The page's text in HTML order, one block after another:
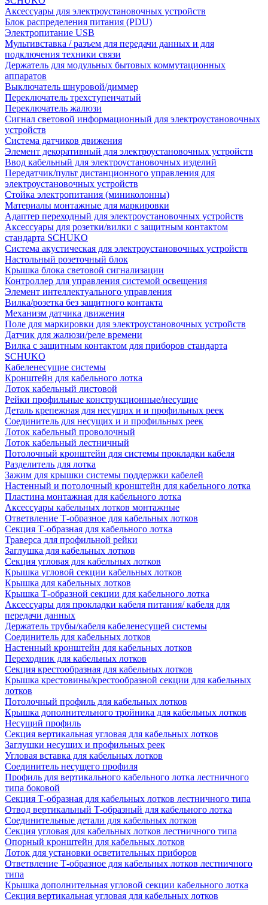
Аксессуары для электроустановочных устройств
Блок распределения питания (PDU)
Электропитание USB
Мультивставка / разъем для передачи данных и для
подключения техники связи
Держатель для модульных бытовых коммутационных
аппаратов
Выключатель шнуровой/диммер
Переключатель трехступенчатый
Переключатель жалюзи
Сигнал световой информационный для электроустановочных
устройств
Система датчиков движения
Элемент декоративный для электроустановочных устройств
Ввод кабельный для электроустановочных изделий
Передатчик/пульт дистанционного управления для
электроустановочных устройств
Стойка электропитания (миниколонны)
Материалы монтажные для маркировки
Адаптер переходный для электроустановочных устройств
Аксессуары для розетки/вилки с защитным контактом
стандарта SCHUKO
Система акустическая для электроустановочных устройств
Настольный розеточный блок
Крышка блока световой сигнализации
Контроллер для управления системой освещения
Элемент интеллектуального управления
Вилка/розетка без защитного контакта
Механизм датчика движения
Поле для маркировки для электроустановочных устройств
Датчик для жалюзи/реле времени
Вилка с защитным контактом для приборов стандарта
SCHUKO
Кабеленесущие системы
Кронштейн для кабельного лотка
Лоток кабельный листовой
Рейки профильные конструкционные/несущие
Деталь крепежная для несущих и и профильных реек
Соединитель для несущих и и профильных реек
Лоток кабельный проволочный
Лоток кабельный лестничный
Потолочный кронштейн для системы прокладки кабеля
Разделитель для лотка
Зажим для крышки системы поддержки кабелей
Настенный и потолочный кронштейн для кабельного лотка
Пластина монтажная для кабельного лотка
Аксессуары кабельных лотков монтажные
Ответвление Т-образное для кабельных лотков
Секция Т-образная для кабельного лотка
Траверса для профильной рейки
Заглушка для кабельных лотков
Секция угловая для кабельных лотков
Крышка угловой секции кабельных лотков
Крышка для кабельных лотков
Крышка Т-образной секции для кабельного лотка
Аксессуары для прокладки кабеля питания/ кабеля для
передачи данных
Держатель трубы/кабеля кабеленесущей системы
Соединитель для кабельных лотков
Настенный кронштейн для кабельных лотков
Переходник для кабельных лотков
Секция крестообразная для кабельных лотков
Крышка крестовины/крестообразной секции для кабельных
лотков
Потолочный профиль для кабельных лотков
Крышка дополнительного тройника для кабельных лотков
Несущий профиль
Секция вертикальная угловая для кабельных лотков
Заглушки несущих и профильных реек
Угловая вставка для кабельных лотков
Соединитель несущего профиля
Профиль для вертикального кабельного лотка лестничного
типа боковой
Секция Т-образная для кабельных лотков лестничного типа
Отвод вертикальный Т-образный для кабельного лотка
Соединительные детали для кабельных лотков
Секция угловая для кабельных лотков лестничного типа
Опорный кронштейн для кабельных лотков
Лоток для установки осветительных приборов
Ответвление Т-образное для кабельных лотков лестничного
типа
Крышка дополнительная угловой секции кабельного лотка
Секция вертикальная угловая для кабельных лотков